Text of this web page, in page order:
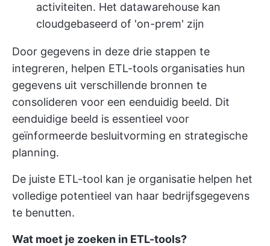
activiteiten. Het datawarehouse kan
cloudgebaseerd of 'on-prem' zijn
Door gegevens in deze drie stappen te
integreren, helpen ETL-tools organisaties hun
gegevens uit verschillende bronnen te
consolideren voor een eenduidig beeld. Dit
eenduidige beeld is essentieel voor
geïnformeerde besluitvorming en strategische
planning.
De juiste ETL-tool kan je organisatie helpen het
volledige potentieel van haar bedrijfsgegevens
te benutten.
Wat moet je zoeken in ETL-tools?